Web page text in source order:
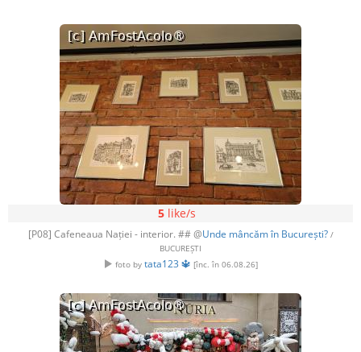
5like/s
[P08] Cafeneaua Nației - interior. ## @Unde mâncăm în București? /
BUCUREȘTI
foto by tata123 🔱 [înc. în 06.08.26]